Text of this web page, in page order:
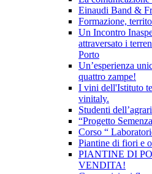
Einaudi Band &
Formazione,
Un Incontro
attraversato i
Porto
Un’esperienza
quattro zampe!
I vini dell'Istituto
vinitaly.
Studenti
“Progetto
Corso “
Piantine di fiori e
PIANTINE DI
VENDITA!